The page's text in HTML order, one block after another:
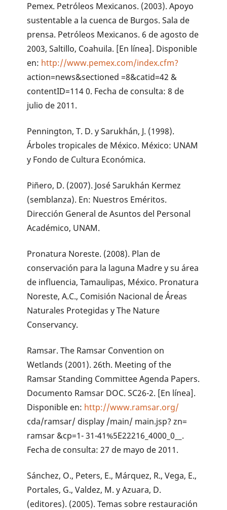
Pemex. Petróleos Mexicanos. (2003). Apoyo
sustentable a la cuenca de Burgos. Sala de
prensa. Petróleos Mexicanos. 6 de agosto de
2003, Saltillo, Coahuila. [En línea]. Disponible
en: http://www.pemex.com/index.cfm?
action=news&sectioned =8&catid=42 &
contentID=114 0. Fecha de consulta: 8 de
julio de 2011.
Pennington, T. D. y Sarukhán, J. (1998).
Árboles tropicales de México. México: UNAM
y Fondo de Cultura Económica.
Piñero, D. (2007). José Sarukhán Kermez
(semblanza). En: Nuestros Eméritos.
Dirección General de Asuntos del Personal
Académico, UNAM.
Pronatura Noreste. (2008). Plan de
conservación para la laguna Madre y su área
de influencia, Tamaulipas, México. Pronatura
Noreste, A.C., Comisión Nacional de Áreas
Naturales Protegidas y The Nature
Conservancy.
Ramsar. The Ramsar Convention on
Wetlands (2001). 26th. Meeting of the
Ramsar Standing Committee Agenda Papers.
Documento Ramsar DOC. SC26-2. [En línea].
Disponible en: http://www.ramsar.org/
cda/ramsar/ display /main/ main.jsp? zn=
ramsar &cp=1- 31-41%5E22216_4000_0__.
Fecha de consulta: 27 de mayo de 2011.
Sánchez, O., Peters, E., Márquez, R., Vega, E.,
Portales, G., Valdez, M. y Azuara, D.
(editores). (2005). Temas sobre restauración